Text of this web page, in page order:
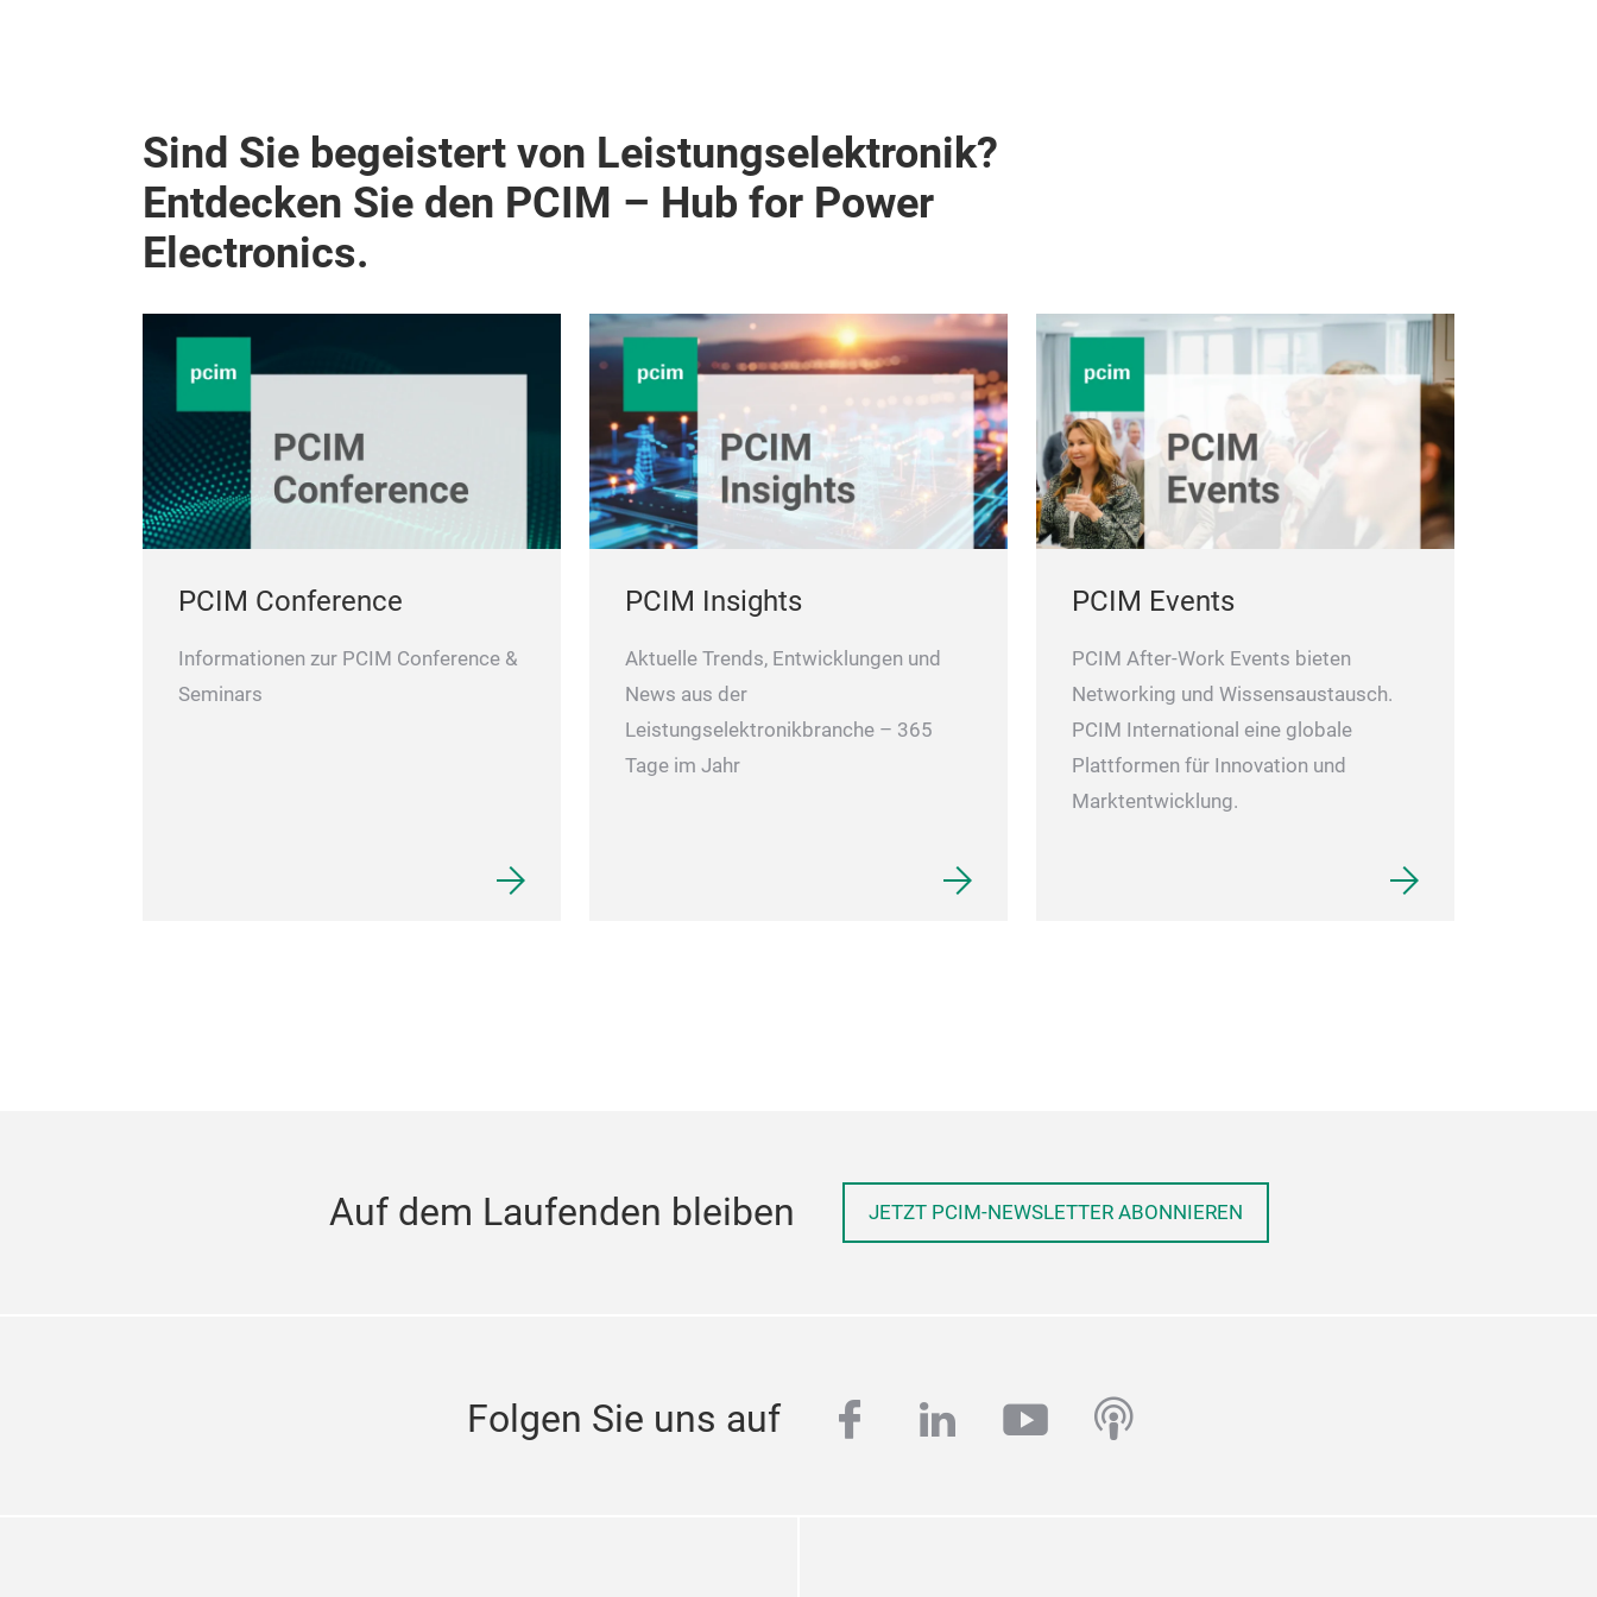
Sind Sie begeistert von Leistungselektronik?
Entdecken Sie den PCIM – Hub for Power
Electronics.
PCIM Conference
Informationen zur PCIM Conference &
Seminars
PCIM Insights
Aktuelle Trends, Entwicklungen und
News aus der
Leistungselektronikbranche – 365
Tage im Jahr
PCIM Events
PCIM After-Work Events bieten
Networking und Wissensaustausch.
PCIM International eine globale
Plattformen für Innovation und
Marktentwicklung.
Auf dem Laufenden bleiben JETZT PCIM-NEWSLETTER ABONNIEREN
Folgen Sie uns auf facebook
linkedinyoutubepodcast